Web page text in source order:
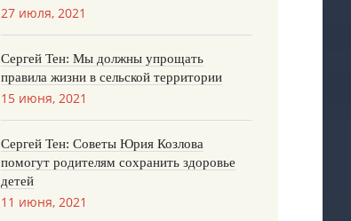
27 июля, 2021
Сергей Тен: Мы должны упрощать
правила жизни в сельской территории
15 июня, 2021
Сергей Тен: Советы Юрия Козлова
помогут родителям сохранить здоровье
детей
11 июня, 2021